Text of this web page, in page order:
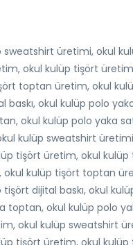
üretimi, okul
okul kulüp tişört
toptan üretim, okul
okul kulüp polo
okul kulüp polo yaka
kulüp sweatshirt
tişört üretim, okul
kulüp tişört toptan
dijital baskı, okul
okul kulüp polo
okul kulüp sweatshirt